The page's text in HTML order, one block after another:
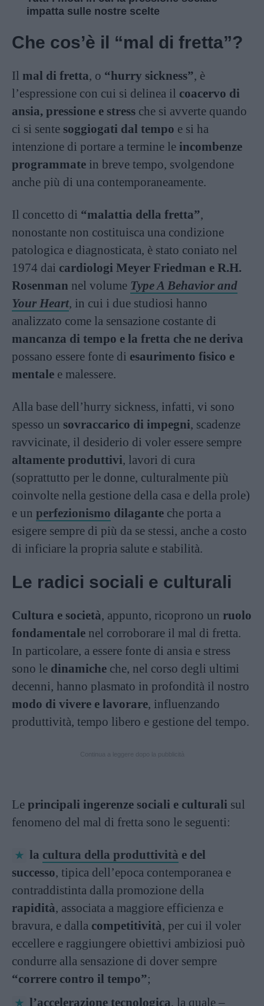
impatta sulle nostre scelte
Che cos’è il “mal di fretta”?
Il mal di fretta, o “hurry sickness”, è
l’espressione con cui si delinea il coacervo di
ansia, pressione e stress che si avverte quando
ci si sente soggiogati dal tempo e si ha
intenzione di portare a termine le incombenze
programmate in breve tempo, svolgendone
anche più di una contemporaneamente.
Il concetto di “malattia della fretta”,
nonostante non costituisca una condizione
patologica e diagnosticata, è stato coniato nel
1974 dai cardiologi Meyer Friedman e R.H.
Rosenman nel volume Type A Behavior and
Your Heart, in cui i due studiosi hanno
analizzato come la sensazione costante di
mancanza di tempo e la fretta che ne deriva
possano essere fonte di esaurimento fisico e
mentale e malessere.
Alla base dell’hurry sickness, infatti, vi sono
spesso un sovraccarico di impegni, scadenze
ravvicinate, il desiderio di voler essere sempre
altamente produttivi, lavori di cura
(soprattutto per le donne, culturalmente più
coinvolte nella gestione della casa e della prole)
e un perfezionismo dilagante che porta a
esigere sempre di più da se stessi, anche a costo
di inficiare la propria salute e stabilità.
Le radici sociali e culturali
Cultura e società, appunto, ricoprono un ruolo
fondamentale nel corroborare il mal di fretta.
In particolare, a essere fonte di ansia e stress
sono le dinamiche che, nel corso degli ultimi
decenni, hanno plasmato in profondità il nostro
modo di vivere e lavorare, influenzando
produttività, tempo libero e gestione del tempo.
Le principali ingerenze sociali e culturali sul
fenomeno del mal di fretta sono le seguenti:
la cultura della produttività e del
successo, tipica dell’epoca contemporanea e
contraddistinta dalla promozione della
rapidità, associata a maggiore efficienza e
bravura, e dalla competitività, per cui il voler
eccellere e raggiungere obiettivi ambiziosi può
condurre alla sensazione di dover sempre
“correre contro il tempo”;
l’accelerazione tecnologica, la quale –